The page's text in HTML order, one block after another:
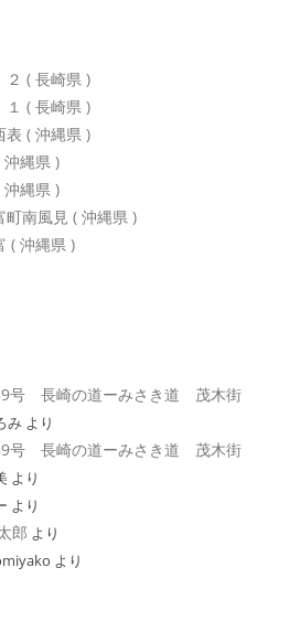
( 長崎県 )
( 長崎県 )
( 沖縄県 )
縄県 )
縄県 )
南風見 ( 沖縄県 )
沖縄県 )
号 長崎の道ーみさき道 茂木街
み より
号 長崎の道ーみさき道 茂木街
より
より
郎 より
より